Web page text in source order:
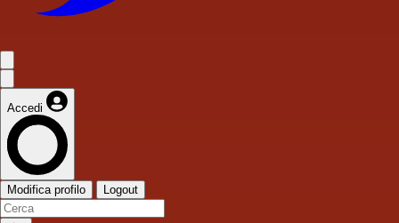
Accedi
Modifica profilo Logout